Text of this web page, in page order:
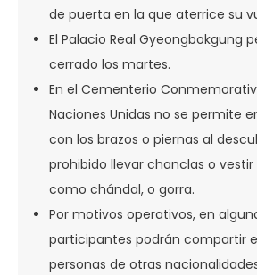
de puerta en la que aterrice su
El Palacio Real Gyeongbokgung
cerrado los martes.
En el Cementerio
Naciones Unidas no se permite
con los brazos o piernas al
prohibido llevar chanclas o
como chándal, o gorra.
Por motivos operativos, en
participantes podrán compartir
personas de otras